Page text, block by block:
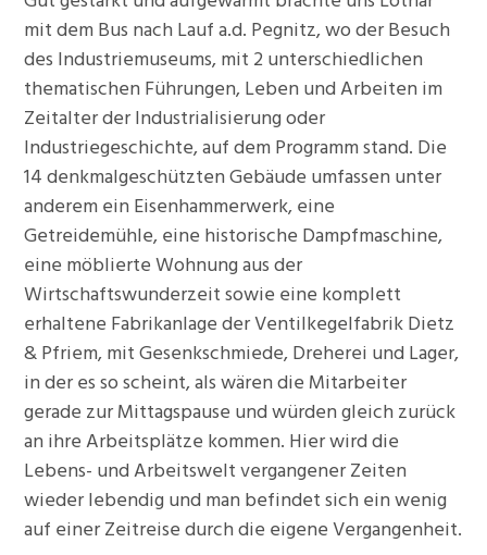
mit dem Bus nach Lauf a.d. Pegnitz, wo der Besuch
des Industriemuseums, mit 2 unterschiedlichen
thematischen Führungen, Leben und Arbeiten im
Zeitalter der Industrialisierung oder
Industriegeschichte, auf dem Programm stand. Die
14 denkmalgeschützten Gebäude umfassen unter
anderem ein Eisenhammerwerk, eine
Getreidemühle, eine historische Dampfmaschine,
eine möblierte Wohnung aus der
Wirtschaftswunderzeit sowie eine komplett
erhaltene Fabrikanlage der Ventilkegelfabrik Dietz
& Pfriem, mit Gesenkschmiede, Dreherei und Lager,
in der es so scheint, als wären die Mitarbeiter
gerade zur Mittagspause und würden gleich zurück
an ihre Arbeitsplätze kommen. Hier wird die
Lebens- und Arbeitswelt vergangener Zeiten
wieder lebendig und man befindet sich ein wenig
auf einer Zeitreise durch die eigene Vergangenheit.